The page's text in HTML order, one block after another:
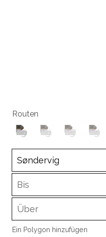
Routen
Ein Polygon hinzufügen